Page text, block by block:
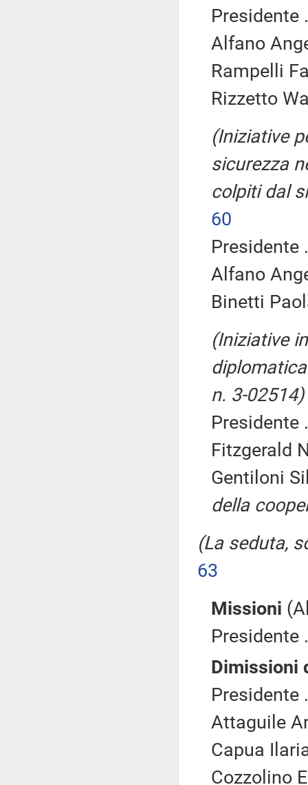
Presidente
Alfano
Rampelli
Rizzetto
(Iniziative
sicurezza
colpiti dal
60
Presidente
Alfano
Binetti
(Iniziative
n. 3-02514)
Presidente
Fitzgerald
Gentiloni
della
(La seduta,
63
Missioni
Presidente
Dimissioni
Presidente
Attaguile
Capua
Cozzolino